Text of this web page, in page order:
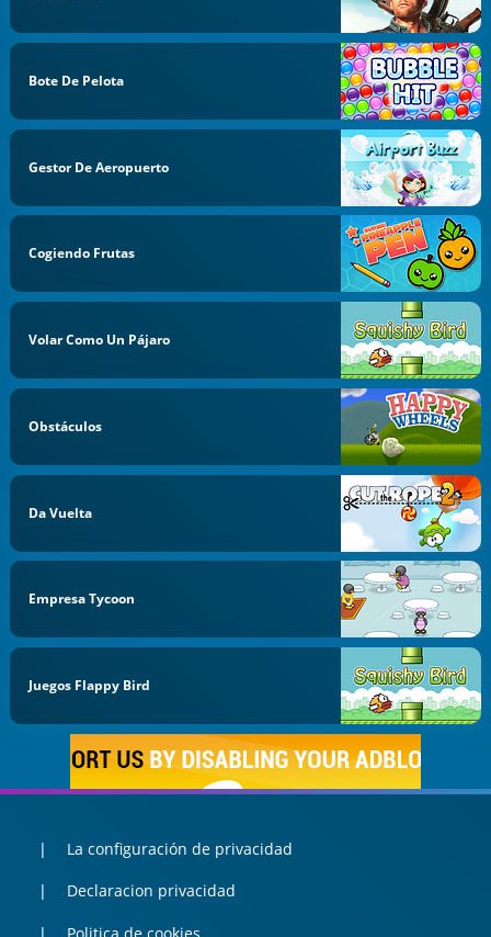
Bote De Pelota
Gestor De Aeropuerto
Cogiendo Frutas
Volar Como Un Pájaro
Obstáculos
Da Vuelta
Empresa Tycoon
Juegos Flappy Bird
La configuración de privacidad
Declaracion privacidad
Politica de cookies